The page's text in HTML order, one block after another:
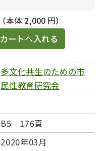
（本体 2,000 円）
カートへ入れる
多文化共生のための市
民性教育研究会
B5 176頁
2020年03月